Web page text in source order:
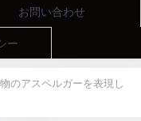
お問い合わせ
ー
物のアスペルガーを表現し